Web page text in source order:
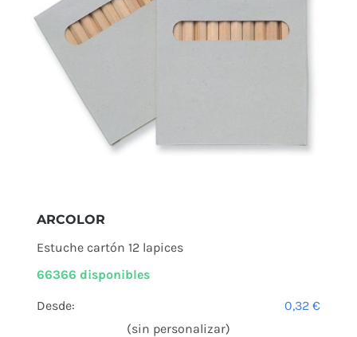
ARCOLOR
Estuche cartón 12 lapices
66366 disponibles
Desde: 0,32€
(sin personalizar)